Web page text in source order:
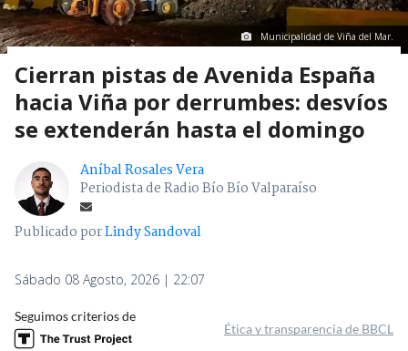
Municipalidad de Viña del Mar.
Cierran pistas de Avenida España
hacia Viña por derrumbes: desvíos
se extenderán hasta el domingo
Aníbal Rosales Vera
Periodista de Radio Bío Bío Valparaíso
Publicado porLindy Sandoval
Sábado 08 Agosto, 2026 | 22:07
Seguimos criterios de
Ética y transparencia de BBCL